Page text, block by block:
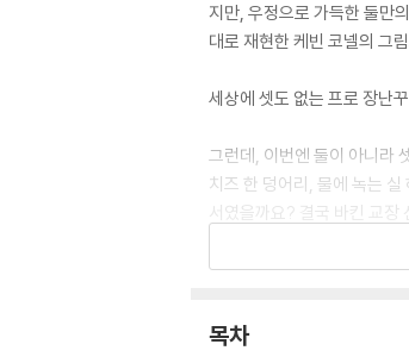
지만, 우정으로 가득한 둘만
대로 재현한 케빈 코넬의 그
세상에 셋도 없는 프로 장난
그런데, 이번엔 둘이 아니라
치즈 한 덩어리, 물에 녹는
서였을까요? 결국 바킨 교
아버지가 온 거예요. 더더더
획은 멈추게 되는 걸까요?
목차